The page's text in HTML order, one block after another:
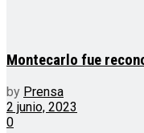
Montecarlo fue
by Prensa
2 junio, 2023
0